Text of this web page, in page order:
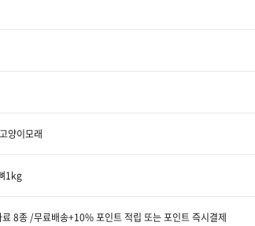
양이모래
1kg
8종 /무료배송+10% 포인트 적립 또는 포인트 즉시결제